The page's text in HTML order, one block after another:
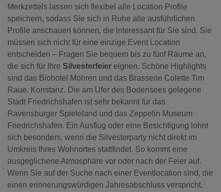
Merkzettels lassen sich flexibel alle Location Profile
speichern, sodass Sie sich in Ruhe alle ausführlichen
Profile anschauen können, die interessant für Sie sind. Sie
müssen sich nicht für eine einzige Event Location
entscheiden – Fragen Sie bequem bis zu fünf Räume an,
die sich für Ihre Silvesterfeier eignen. Schöne Highlights
sind das Biohotel Mohren und das Brasserie Colette Tim
Raue. Konstanz. Die am Ufer des Bodensees gelegene
Stadt Friedrichshafen ist sehr bekannt für das
Ravensburger Spieleland und das Zeppelin Museum
Friedrichshafen. Ein Ausflug oder eine Besichtigung lohnt
sich besonders, wenn die Silvesterparty nicht direkt im
Umkreis Ihres Wohnortes stattfindet. So kommt eine
ausgeglichene Atmosphäre vor oder nach der Feier auf.
Wenn Sie auf der Suche nach einer Eventlocation sind, die
einen erinnerungswürdigen Jahresabschluss verspricht,